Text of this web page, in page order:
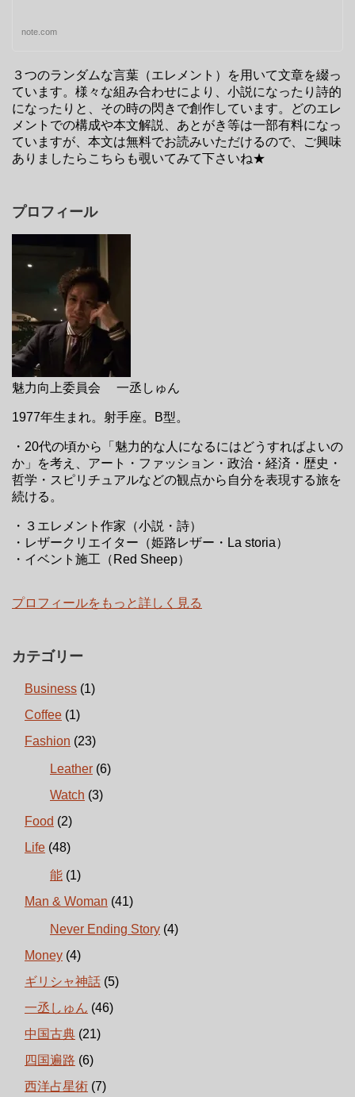
note.com
３つのランダムな言葉（エレメント）を用いて文章を綴っ
ています。様々な組み合わせにより、小説になったり詩的
になったりと、その時の閃きで創作しています。どのエレ
メントでの構成や本文解説、あとがき等は一部有料になっ
ていますが、本文は無料でお読みいただけるので、ご興味
ありましたらこちらも覗いてみて下さいね★
プロフィール
魅力向上委員会 一丞しゅん
1977年生まれ。射手座。B型。
・20代の頃から「魅力的な人になるにはどうすればよいの
か」を考え、アート・ファッション・政治・経済・歴史・
哲学・スピリチュアルなどの観点から自分を表現する旅を
続ける。
・３エレメント作家（小説・詩）
・レザークリエイター（姫路レザー・La storia）
・イベント施工（Red Sheep）
プロフィールをもっと詳しく見る
カテゴリー
Business (1)
Coffee (1)
Fashion (23)
Leather (6)
Watch (3)
Food (2)
Life (48)
能 (1)
Man & Woman (41)
Never Ending Story (4)
Money (4)
ギリシャ神話 (5)
一丞しゅん (46)
中国古典 (21)
四国遍路 (6)
西洋占星術 (7)